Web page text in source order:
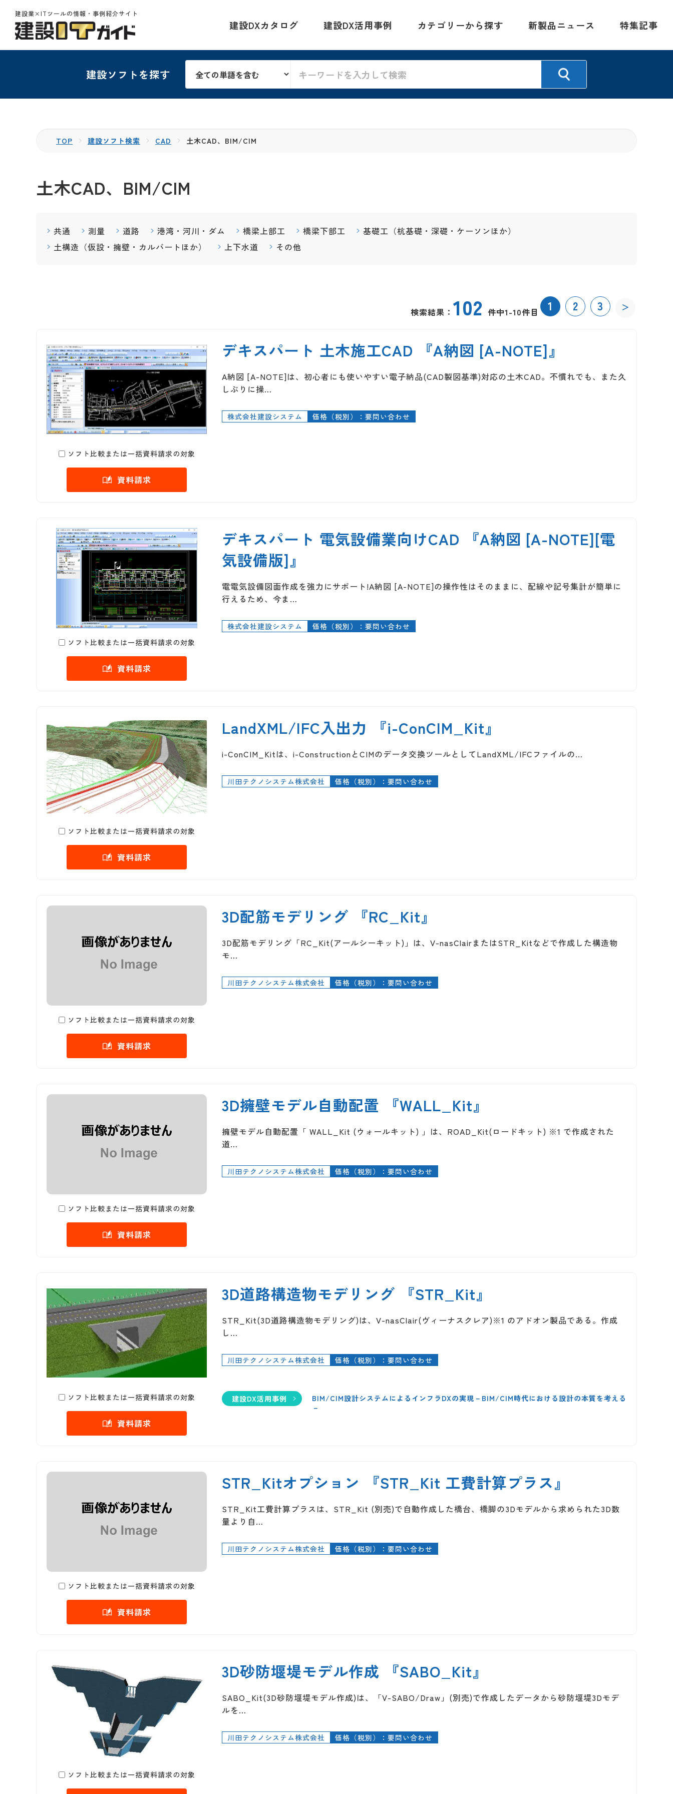
建設業×ITツールの情報・事例紹介サイト
建設DXカタログ 建設DX活用事例 カテゴリーから探す 新製品ニュース 特集記事
建設ソフトを探す
TOP 建設ソフト検索 CAD 土木CAD、BIM/CIM
土木CAD、BIM/CIM
共通 測量 道路 港湾・河川・ダム 橋梁上部工 橋梁下部工
基礎工（杭基礎・深礎・ケーソンほか）
土構造（仮設・擁壁・カルバートほか）
上下水道 その他
検索結果： 102 件中1-10件目 1 2 3 ＞
ソフト比較または一括資料請求の対象
資料請求
デキスパート 土木施工CAD 『A納図 [A-NOTE]』
A納図 [A-NOTE]は、初心者にも使いやすい電子納品(CAD製図基準)対応の土木CAD。不慣れでも、また久
しぶりに操…
株式会社建設システム 価格（税別）：要問い合わせ
ソフト比較または一括資料請求の対象
資料請求
デキスパート 電気設備業向けCAD 『A納図 [A-NOTE][電
気設備版]』
電電気設備図面作成を強力にサポート!A納図 [A-NOTE]の操作性はそのままに、配線や記号集計が簡単に
行えるため、今ま…
株式会社建設システム 価格（税別）：要問い合わせ
ソフト比較または一括資料請求の対象
資料請求
LandXML/IFC入出力 『i-ConCIM_Kit』
i-ConCIM_Kitは、i-ConstructionとCIMのデータ交換ツールとしてLandXML/IFCファイルの…
川田テクノシステム株式会社 価格（税別）：要問い合わせ
ソフト比較または一括資料請求の対象
資料請求
3D配筋モデリング 『RC_Kit』
3D配筋モデリング「RC_Kit(アールシーキット)」は、V-nasClairまたはSTR_Kitなどで作成した構造物
モ…
川田テクノシステム株式会社 価格（税別）：要問い合わせ
ソフト比較または一括資料請求の対象
資料請求
3D擁壁モデル自動配置 『WALL_Kit』
擁壁モデル自動配置「 WALL_Kit (ウォールキット) 」は、ROAD_Kit(ロードキット) ※1 で作成された
道…
川田テクノシステム株式会社 価格（税別）：要問い合わせ
ソフト比較または一括資料請求の対象
資料請求
3D道路構造物モデリング 『STR_Kit』
STR_Kit(3D道路構造物モデリング)は、V-nasClair(ヴィーナスクレア)※1 のアドオン製品である。作成
し…
川田テクノシステム株式会社 価格（税別）：要問い合わせ
建設DX活用事例
BIM/CIM設計システムによるインフラDXの実現－BIM/CIM時代における設計の本質を考える
－
ソフト比較または一括資料請求の対象
資料請求
STR_Kitオプション 『STR_Kit 工費計算プラス』
STR_Kit工費計算プラスは、STR_Kit (別売)で自動作成した橋台、橋脚の3Dモデルから求められた3D数
量より自…
川田テクノシステム株式会社 価格（税別）：要問い合わせ
ソフト比較または一括資料請求の対象
3D砂防堰堤モデル作成 『SABO_Kit』
SABO_Kit(3D砂防堰堤モデル作成)は、「V-SABO/Draw」(別売)で作成したデータから砂防堰堤3Dモデ
ルを…
川田テクノシステム株式会社 価格（税別）：要問い合わせ